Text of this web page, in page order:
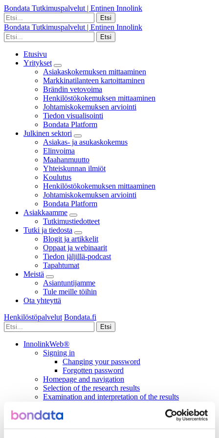
Bondata Tutkimuspalvelut | Entinen Innolink
Bondata Tutkimuspalvelut | Entinen Innolink
Etusivu
Yritykset
Asiakaskokemuksen mittaaminen
Markkinatilanteen kartoittaminen
Brändin vetovoima
Henkilöstökokemuksen mittaaminen
Johtamiskokemuksen arviointi
Tiedon visualisointi
Bondata Platform
Julkinen sektori
Asiakas- ja asukaskokemus
Elinvoima
Maahanmuutto
Yhteiskunnan ilmiöt
Koulutus
Henkilöstökokemuksen mittaaminen
Johtamiskokemuksen arviointi
Bondata Platform
Asiakkaamme
Tutkimustiedotteet
Tutki ja tiedosta
Blogit ja artikkelit
Oppaat ja webinaarit
Tiedon jäljillä-podcast
Tapahtumat
Meistä
Asiantuntijamme
Tule meille töihin
Ota yhteyttä
Henkilöstöpalvelut Bondata.fi
InnolinkWeb®
Signing in
Changing your password
Forgotten password
Homepage and navigation
Selection of the research results
Examination and interpretation of the results
Interpreting a Scatter Chart Analysis
Innolink Excellence Score®